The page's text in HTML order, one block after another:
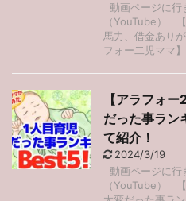
動画ページに
（YouTube）
馬力、借金あり
フォー二児ママ
【アラフォ
だった事ラ
て紹介！
2024/3/19
動画ページに
（YouTube）